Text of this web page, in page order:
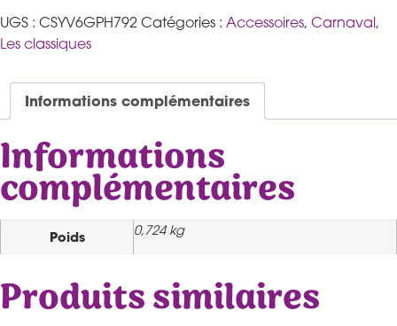
UGS : CSYV6GPH792 Catégories : Accessoires, Carnaval,
Les classiques
Informations complémentaires
Informations
complémentaires
Poids 0,724 kg
Produits similaires